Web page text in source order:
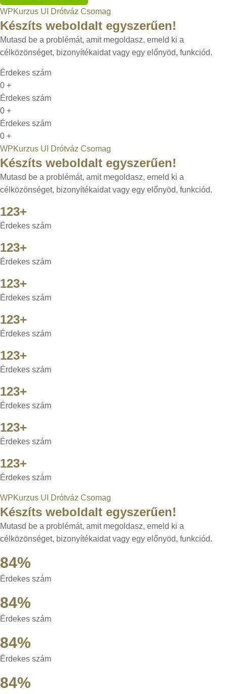
WPKurzus UI Drótváz Csomag
Készíts weboldalt egyszerűen!
Mutasd be a problémát, amit megoldasz, emeld ki a
célközönséget, bizonyítékaidat vagy egy előnyöd, funkciód.
Érdekes szám
0 +
Érdekes szám
0 +
Érdekes szám
0 +
WPKurzus UI Drótváz Csomag
Készíts weboldalt egyszerűen!
Mutasd be a problémát, amit megoldasz, emeld ki a
célközönséget, bizonyítékaidat vagy egy előnyöd, funkciód.
123+
Érdekes szám
123+
Érdekes szám
123+
Érdekes szám
123+
Érdekes szám
123+
Érdekes szám
123+
Érdekes szám
123+
Érdekes szám
123+
Érdekes szám
WPKurzus UI Drótváz Csomag
Készíts weboldalt egyszerűen!
Mutasd be a problémát, amit megoldasz, emeld ki a
célközönséget, bizonyítékaidat vagy egy előnyöd, funkciód.
84%
Érdekes szám
84%
Érdekes szám
84%
Érdekes szám
84%